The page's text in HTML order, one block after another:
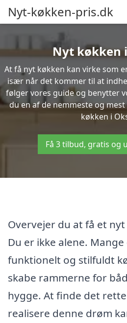
Nyt-køkken-pris.dk
Nyt køkken
At få nyt køkken kan virke som
især når det kommer til at
følger vores guide og benytter
du en af de nemmeste og
køkken i
Få 3 tilbud, gratis og
Overvejer du at få et nyt
Du er ikke alene.
funktionelt og stilfuldt
skabe rammerne for
hygge. At finde det
realisere denne drøm